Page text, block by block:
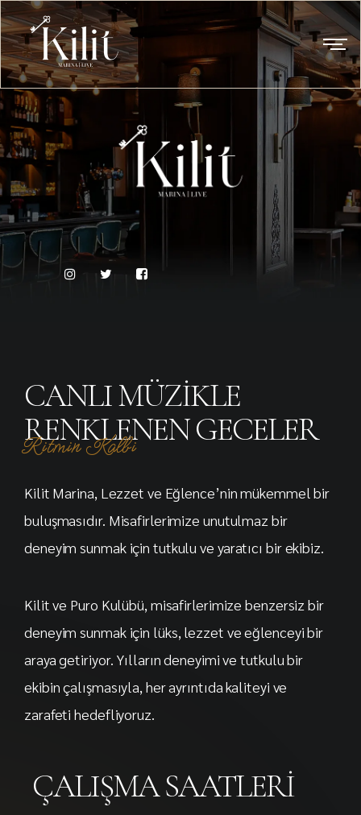
CANLI MÜZİKLE
RENKLENEN GECELER
Ritmin Kalbi
Kilit Marina, Lezzet ve Eğlence’nin mükemmel bir
buluşmasıdır. Misafirlerimize unutulmaz bir
deneyim sunmak için tutkulu ve yaratıcı bir ekibiz.
Kilit ve Puro Kulübü, misafirlerimize benzersiz bir
deneyim sunmak için lüks, lezzet ve eğlenceyi bir
araya getiriyor. Yılların deneyimi ve tutkulu bir
ekibin çalışmasıyla, her ayrıntıda kaliteyi ve
zarafeti hedefliyoruz.
ÇALIŞMA SAATLERI